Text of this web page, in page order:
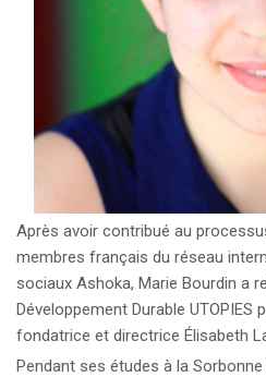
Après avoir contribué au
membres français du réseau
sociaux Ashoka, Marie Bourdin a
Développement Durable UTOPIES
fondatrice et directrice Élisabeth
Pendant ses études à la Sorbonne